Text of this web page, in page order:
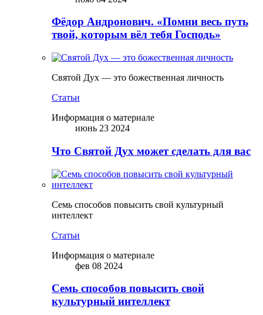
Фёдор Андронович. «Помни весь путь
твой, которым вёл тебя Господь»
Святой Дух — это божественная личность
Статьи
Информация о материале
июнь 23 2024
Что Святой Дух может сделать для вас
Семь способов повысить свой культурный
интеллект
Статьи
Информация о материале
фев 08 2024
Семь способов повысить свой
культурный интеллект